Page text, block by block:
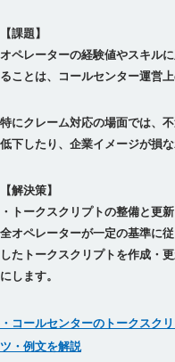
【課題】
オペレーターの経験値やスキル
特にクレーム対応の場面では、
低下したり、企業イメージが損
【解決策】
・トークスクリプトの整備と更新
全オペレーターが一定の基準に
したトークスクリプトを作成・
・コールセンターのトークスク
ツ・例文を解説